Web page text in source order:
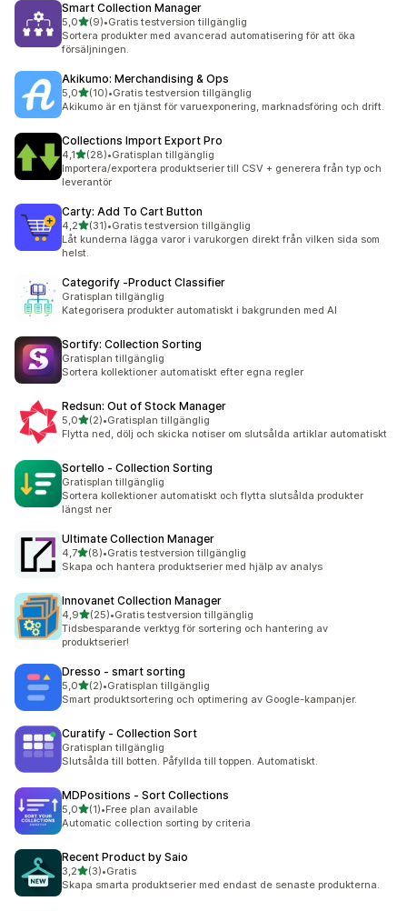
Smart Collection Manager
5,0av 5 stjärnor
(9)
9 recensioner totalt
•Gratis testversion tillgänglig
Sortera produkter med avancerad automatisering för att öka
försäljningen.
Akikumo: Merchandising & Ops
5,0av 5 stjärnor
(10)
10 recensioner totalt
•Gratis testversion tillgänglig
Akikumo är en tjänst för varuexponering, marknadsföring och drift.
Collections Import Export Pro
4,1av 5 stjärnor
(28)
28 recensioner totalt
•Gratisplan tillgänglig
Importera/exportera produktserier till CSV + generera från typ och
leverantör
Carty: Add To Cart Button
4,2av 5 stjärnor
(31)
31 recensioner totalt
•Gratis testversion tillgänglig
Låt kunderna lägga varor i varukorgen direkt från vilken sida som
helst.
Categorify ‑Product Classifier
Gratisplan tillgänglig
Kategorisera produkter automatiskt i bakgrunden med AI
Sortify: Collection Sorting
Gratisplan tillgänglig
Sortera kollektioner automatiskt efter egna regler
Redsun: Out of Stock Manager
5,0av 5 stjärnor
(2)
2 recensioner totalt
•Gratisplan tillgänglig
Flytta ned, dölj och skicka notiser om slutsålda artiklar automatiskt
Sortello ‑ Collection Sorting
Gratisplan tillgänglig
Sortera kollektioner automatiskt och flytta slutsålda produkter
längst ner
Ultimate Collection Manager
4,7av 5 stjärnor
(8)
8 recensioner totalt
•Gratis testversion tillgänglig
Skapa och hantera produktserier med hjälp av analys
Innovanet Collection Manager
4,9av 5 stjärnor
(25)
25 recensioner totalt
•Gratis testversion tillgänglig
Tidsbesparande verktyg för sortering och hantering av
produktserier!
Dresso ‑ smart sorting
5,0av 5 stjärnor
(2)
2 recensioner totalt
•Gratisplan tillgänglig
Smart produktsortering och optimering av Google-kampanjer.
Curatify ‑ Collection Sort
Gratisplan tillgänglig
Slutsålda till botten. Påfyllda till toppen. Automatiskt.
MDPositions ‑ Sort Collections
5,0av 5 stjärnor
(1)
1 recensioner totalt
•Free plan available
Automatic collection sorting by criteria
Recent Product by Saio
3,2av 5 stjärnor
(3)
3 recensioner totalt
•Gratis
Skapa smarta produktserier med endast de senaste produkterna.